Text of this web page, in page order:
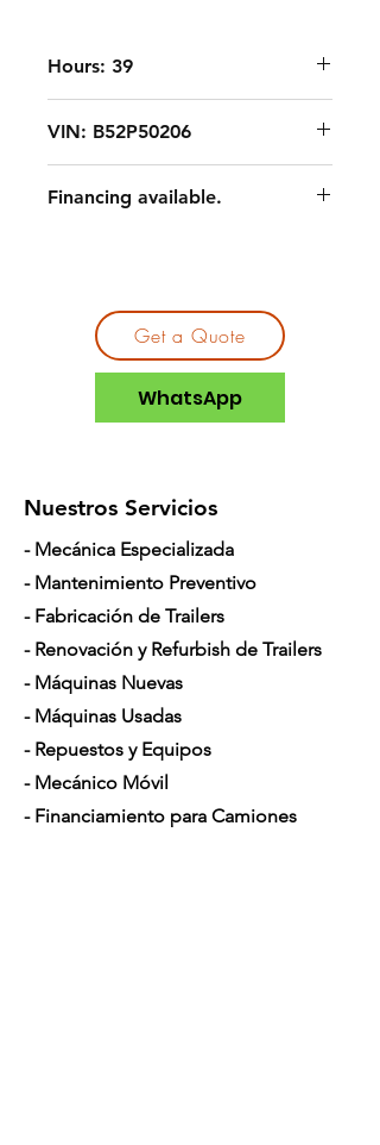
Hours: 39
VIN: B52P50206
Financing available.
Get a Quote
WhatsApp
Nuestros Servicios
- Mecánica Especializada
- Mantenimiento Preventivo
- Fabricación de Trailers
- Renovación y Refurbish de Trailers
- Máquinas Nuevas
- Máquinas Usadas
- Repuestos y Equipos
- Mecánico Móvil
- Financiamiento para Camiones